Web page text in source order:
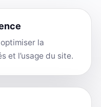
la
et l’usage du site.